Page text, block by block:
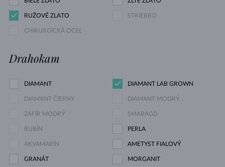
RUŽOVÉ ZLATO STRIEBRO
CHIRURGICKÁ OCEĽ
Drahokam
DIAMANT DIAMANT LAB GROWN
DIAMANT ČIERNY DIAMANT MODRÝ
ZAFÍR MODRÝ SMARAGD
RUBÍN PERLA
AKVAMARÍN AMETYST FIALOVÝ
GRANÁT MORGANIT